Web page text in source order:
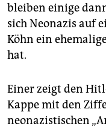
bleiben einige
sich Neonazis auf
Köhn ein
hat.
Einer zeigt den
Kappe mit den
neonazistischen